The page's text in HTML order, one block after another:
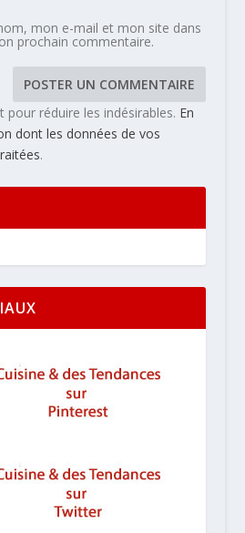
mon e-mail et mon site dans
prochain commentaire.
pour réduire les indésirables. En
dont les données de vos
.